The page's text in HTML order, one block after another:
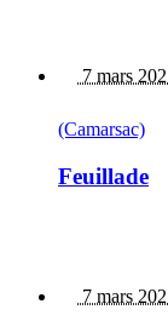
7 mars
(Camarsac)
Feuillade
7 mars